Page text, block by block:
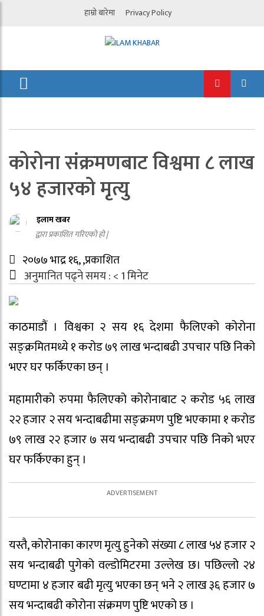
हाम्रो बारेमा Privacy Policy
कोरोना संक्रमणबाट विश्वमा ८ लाख
५४ हजारको मृत्यु
इलाम खबर
द्वारा प्रकाशित गरिएको हो |
२०७७ भाद्र १६, ,प्रकाशित
अनुमानित पढ्ने समय :< 1मिनेट
काठमाडौं । विश्वका २ सय १६ देशमा फैलिएको कोरोना
सङ्क्रमितमध्ये १ करोड ७९ लाख भन्दाबढी उपचार पछि निको
भएर घर फर्किएका छन् ।
महामारीको रुपमा फैलिएको कोरोनाबाट २ करोड ५६ लाख
२२ हजार २ सय भन्दाबढीमा सङ्क्रमण पुष्टि भएकामा १ करोड
७९ लाख २२ हजार ७ सय भन्दाबढी उपचार पछि निको भएर
घर फर्किएका हुन् ।
यस्तै, कोरोनाका कारण मृत्यु हुनेको संख्या ८ लाख ५४ हजार २
सय भन्दाबढी पुगेको वल्डोमिटरमा उल्लेख छ। पछिल्लो २४
घण्टामा ४ हजार बढी मृत्यु भएका छन् भने २ लाख ३६ हजार ७
सय भन्दाबढी कोरोना संक्रमण पुष्टि भएको छ ।